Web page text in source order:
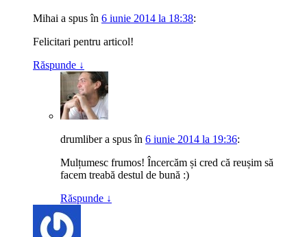
Mihai a spusîn 6 iunie 2014 la 18:38:
Felicitari pentru articol!
Răspunde ↓
drumliber a spusîn 6 iunie 2014 la 19:36:
Mulțumesc frumos! Încercăm și cred că reușim să
facem treabă destul de bună :)
Răspunde ↓